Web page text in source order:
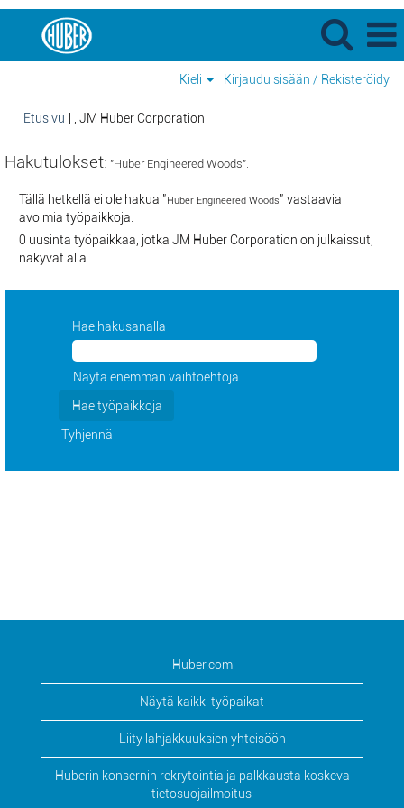
Kieli Kirjaudu sisään / Rekisteröidy
Etusivu , JM Huber Corporation
Hakutulokset: "Huber Engineered Woods".
Tällä hetkellä ei ole hakua "Huber Engineered Woods" vastaavia
avoimia työpaikkoja.
0 uusinta työpaikkaa, jotka JM Huber Corporation on julkaissut,
näkyvät alla.
Hae hakusanalla
Näytä enemmän vaihtoehtoja
Tyhjennä
Huber.com
Näytä kaikki työpaikat
Liity lahjakkuuksien yhteisöön
Huberin konsernin rekrytointia ja palkkausta koskeva
tietosuojailmoitus